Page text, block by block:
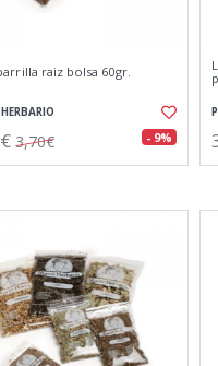
raiz bolsa 60gr.
3,70€ - 9%